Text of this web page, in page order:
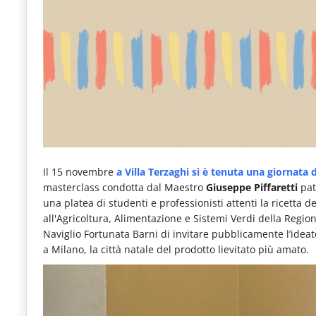
articoli
quotidiani
sul
dei
consumi
fuoricasa,
del
Food
Service
Il 15 novembre a Villa Terzaghi si è tenuta una
masterclass condotta dal Maestro Giuseppe Piffaretti
una platea di studenti e professionisti attenti la ricetta
all'Agricoltura, Alimentazione e Sistemi Verdi della
Naviglio Fortunata Barni di invitare pubblicamente
a Milano, la città natale del prodotto lievitato più amato.